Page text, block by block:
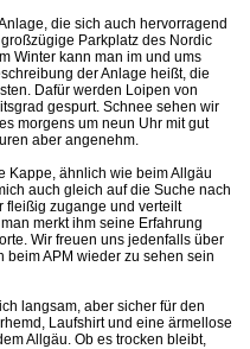
die sich auch hervorragend
Parkplatz des Nordic
Winter kann man im und ums
der Anlage heißt, die
Dafür werden Loipen von
gespurt. Schnee sehen wir
morgens um neun Uhr mit gut
aber angenehm.
Kappe, ähnlich wie beim Allgäu
auch gleich auf die Suche nach
fleißig zugange und verteilt
merkt ihm seine Erfahrung
Wir freuen uns jedenfalls über
APM wieder zu sehen sein
langsam, aber sicher für den
Laufshirt und eine ärmellose
Allgäu. Ob es trocken bleibt,